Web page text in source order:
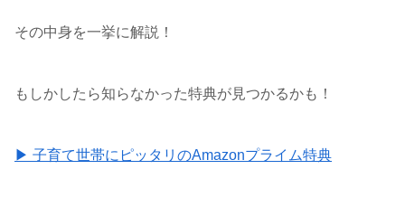
その中身を一挙に解説！
もしかしたら知らなかった特典が見つかるかも！
▶ 子育て世帯にピッタリのAmazonプライム特典